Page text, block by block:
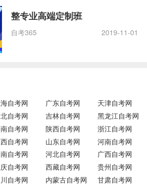
整专业高端定制班
自考365 2019-11-01
海自考网 广东自考网
天津自考网
自考网 吉林自考网
黑龙江自考网
自考网 陕西自考网
浙江自考网
自考网 山东自考网
河南自考网
自考网 河北自考网
广西自考网
自考网 西藏自考网
贵州自考网
自考网 内蒙古自考网 甘肃自考网